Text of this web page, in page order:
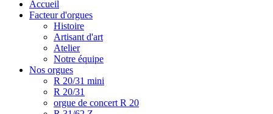
Accueil
Facteur d'orgues
Histoire
Artisant d'art
Atelier
Notre équipe
Nos orgues
R 20/31 mini
R 20/31
orgue de concert R 20